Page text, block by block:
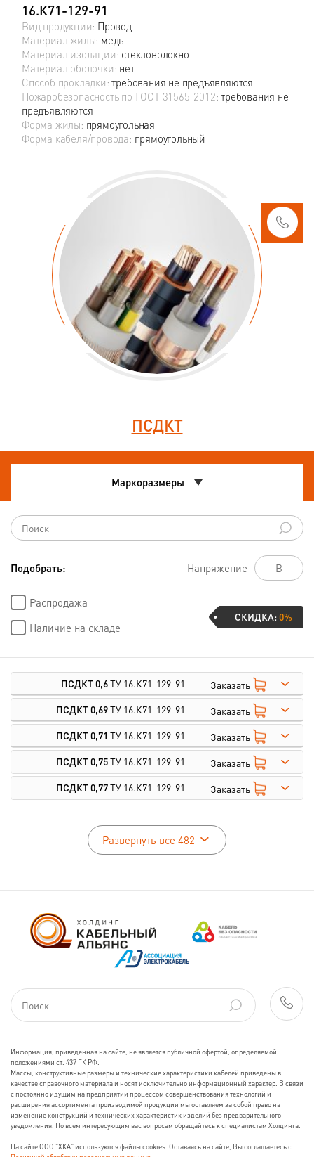
16.К71-129-91
Вид продукции: Провод
Материал жилы: медь
Материал изоляции: стекловолокно
Материал оболочки: нет
Способ прокладки:требования не предъявляются
Пожаробезопасность по ГОСТ 31565-2012:требования не
предъявляются
Форма жилы: прямоугольная
Форма кабеля/провода: прямоугольный
ПСДКТ
Маркоразмеры
Подобрать: Напряжение
Распродажа
Наличие на складе
СКИДКА:0%
ПСДКТ 0,6ТУ 16.К71-129-91
Заказать
ПСДКТ 0,69ТУ 16.К71-129-91
Заказать
ПСДКТ 0,71 ТУ 16.К71-129-91
Заказать
ПСДКТ 0,75ТУ 16.К71-129-91
Заказать
ПСДКТ 0,77ТУ 16.К71-129-91 Заказать
Развернуть все 482
Информация, приведенная на сайте, не является публичной офертой, определяемой
положениями ст. 437 ГК РФ.
Массы, конструктивные размеры и технические характеристики кабелей приведены в
качестве справочного материала и носят исключительно информационный характер. В связи
с постоянно идущим на предприятии процессом совершенствования технологий и
расширения ассортимента производимой продукции мы оставляем за собой право на
изменение конструкций и технических характеристик изделий без предварительного
уведомления. По всем интересующим вас вопросам обращайтесь к специалистам Холдинга.
На сайте ООО "ХКА" используются файлы cookies. Оставаясь на сайте, Вы соглашаетесь с